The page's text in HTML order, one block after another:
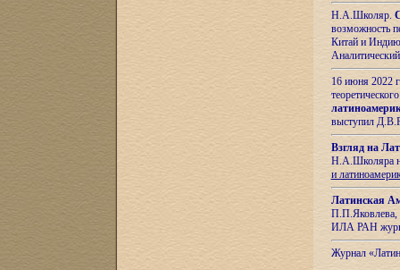
Н.А.Школяр.
возможность
Китай и
16 июня 2022
выступил
Взгляд на
Н.А.Школяра
и
Латинская
П.П.Яковлева,
ИЛА РАН
Журнал